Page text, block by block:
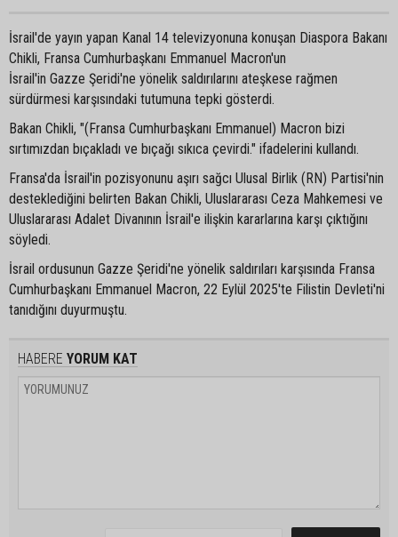
İsrail'de yayın yapan Kanal 14 televizyonuna konuşan Diaspora Bakanı
Chikli, Fransa Cumhurbaşkanı Emmanuel Macron'un
İsrail'in Gazze Şeridi'ne yönelik saldırılarını ateşkese rağmen
sürdürmesi karşısındaki tutumuna tepki gösterdi.
Bakan Chikli, "(Fransa Cumhurbaşkanı Emmanuel) Macron bizi
sırtımızdan bıçakladı ve bıçağı sıkıca çevirdi." ifadelerini kullandı.
Fransa'da İsrail'in pozisyonunu aşırı sağcı Ulusal Birlik (RN) Partisi'nin
desteklediğini belirten Bakan Chikli, Uluslararası Ceza Mahkemesi ve
Uluslararası Adalet Divanının İsrail'e ilişkin kararlarına karşı çıktığını
söyledi.
İsrail ordusunun Gazze Şeridi'ne yönelik saldırıları karşısında Fransa
Cumhurbaşkanı Emmanuel Macron, 22 Eylül 2025'te Filistin Devleti'ni
tanıdığını duyurmuştu.
HABERE YORUM KAT